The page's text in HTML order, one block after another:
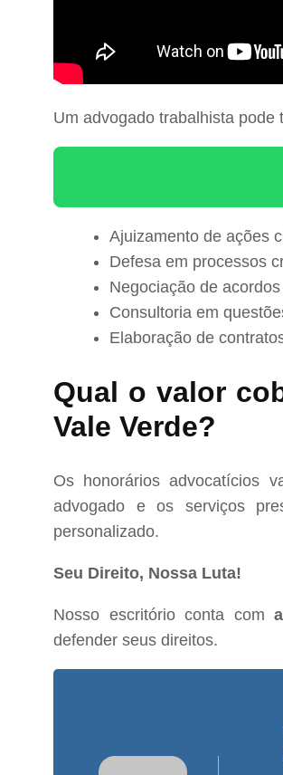
Um advogado trabalhista
Ajuizamento de ações
Defesa em processos
Negociação de
Consultoria em
Elaboração de
Qual o valor
Vale Verde?
Os honorários advocatícios
advogado e os serviços
personalizado.
Seu Direito, Nossa Luta!
Nosso escritório conta com
defender seus direitos.